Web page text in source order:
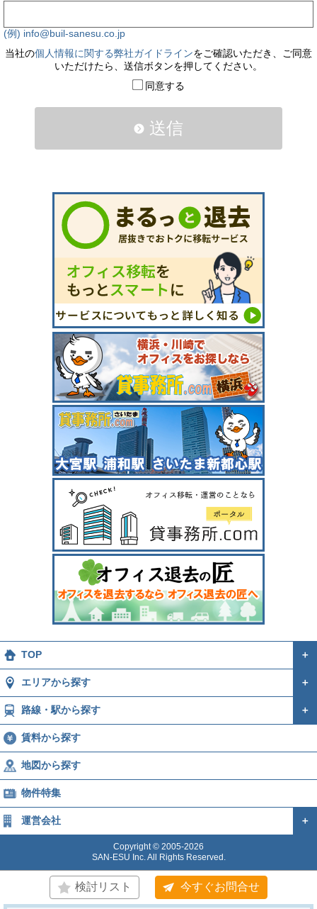
(例) info@buil-sanesu.co.jp
当社の個人情報に関する弊社ガイドラインをご確認いただき、ご同意
いただけたら、送信ボタンを押してください。
同意する
送信
検討リスト 今すぐお問合せ
TOP ＋
エリアから探す ＋
路線・駅から探す ＋
賃料から探す
地図から探す
物件特集
運営会社 ＋
Copyright © 2005-2026
SAN-ESU Inc. All Rights Reserved.